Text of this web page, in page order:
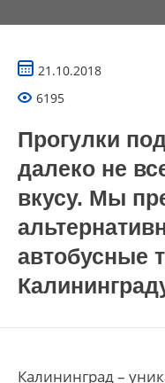
21.10.2018
6195
Прогулки
далеко не
вкусу. Мы
автобусные
Калининград –